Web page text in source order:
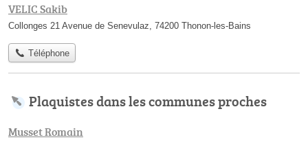
VELIC Sakib
Collonges 21 Avenue de Senevulaz, 74200 Thonon-les-Bains
Téléphone
Plaquistes dans les communes proches
Musset Romain